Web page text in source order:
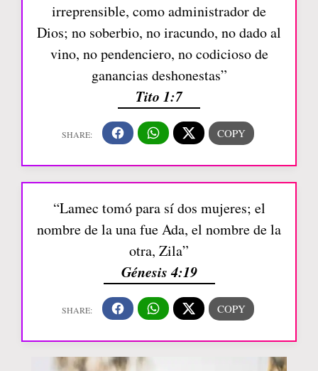
irreprensible, como administrador de
Dios; no soberbio, no iracundo, no dado al
vino, no pendenciero, no codicioso de
ganancias deshonestas”
Tito 1:7
“Lamec tomó para sí dos mujeres; el
nombre de la una fue Ada, el nombre de la
otra, Zila”
Génesis 4:19